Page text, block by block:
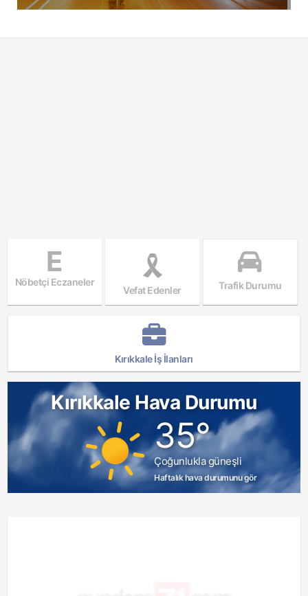
E
Nöbetçi Eczaneler
Vefat Edenler Trafik Durumu
Kırıkkale İş İlanları
Kırıkkale Hava Durumu
35°
Çoğunlukla güneşli
Haftalık hava durumunu gör